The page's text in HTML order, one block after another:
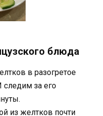
блюда
в разогретое
следим за его
из желтков почти